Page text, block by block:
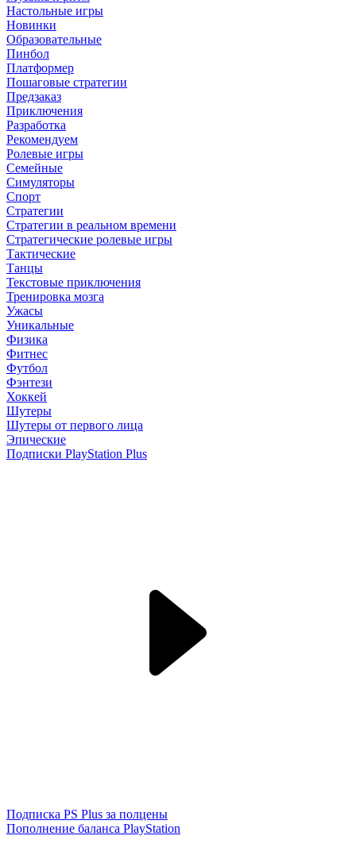
Настольные игры
Новинки
Образовательные
Пинбол
Платформер
Пошаговые стратегии
Предзаказ
Приключения
Разработка
Рекомендуем
Ролевые игры
Семейные
Симуляторы
Спорт
Стратегии
Стратегии в реальном времени
Стратегические ролевые игры
Тактические
Танцы
Текстовые приключения
Тренировка мозга
Ужасы
Уникальные
Физика
Фитнес
Футбол
Фэнтези
Хоккей
Шутеры
Шутеры от первого лица
Эпические
Подписки PlayStation Plus
Подписка PS Plus за полцены
Пополнение баланса PlayStation